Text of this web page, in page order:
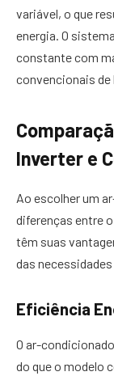
variável, o que
energia. O
constante com
convencionais de
Inverter e
Ao escolher um
diferenças entre
têm suas
das
Eficiência
O ar-
do que o modelo